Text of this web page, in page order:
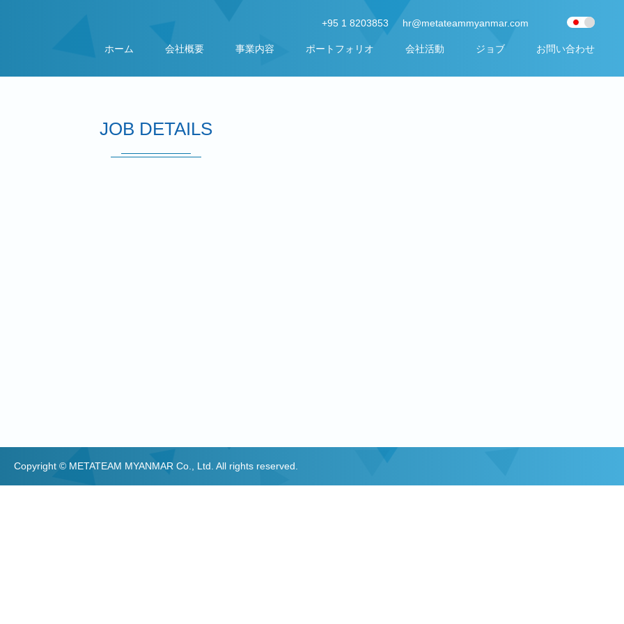
+95 1 8203853 hr@metateammyanmar.com
ホーム 会社概要 事業内容 ポートフォリオ 会社活動 ジョブ お問い合わせ
JOB DETAILS
Copyright © METATEAM MYANMAR Co., Ltd. All rights reserved.